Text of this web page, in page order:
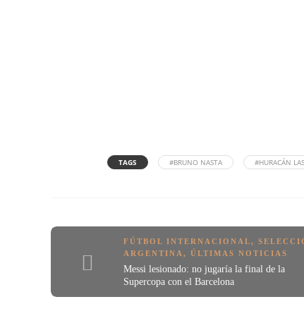
TAGS #BRUNO NASTA #HURACÁN
FÚTBOL INTERNACIONAL,
ARGENTINA,ÚLTIMAS NOTICIAS
Messi lesionado: no jugaría la final de la
Supercopa con el Barcelona